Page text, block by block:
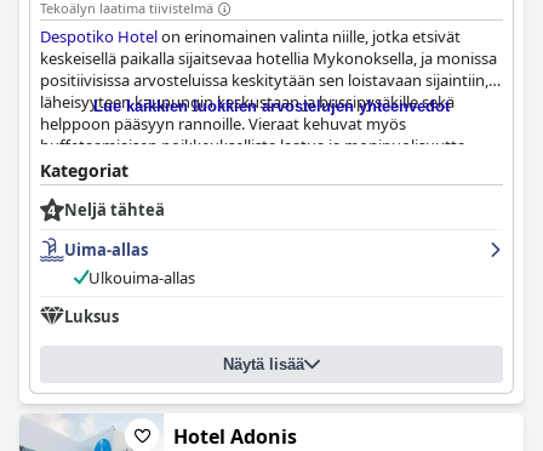
Tekoälyn laatima tiivistelmä
Despotiko Hotelon erinomainen valinta niille, jotka etsivät
keskeisellä paikalla sijaitsevaa hotellia Mykonoksella, ja monissa
positiivisissa arvosteluissa keskitytään sen loistavaan sijaintiin,
läheisyyteen kaupungin keskustaan ja bussipysäkille sekä
helppoon pääsyyn rannoille. Vieraat kehuvat myös
buffetaamiaisen poikkeuksellista laatua ja monipuolisuutta,
jossa on kiinnitetty huomiota yksityiskohtiin esillepanossa.
Huoneet ovat hyvin hoidettuja ja viihtyisiä, ja niistä on upeat
näkymät ja tyylikäs sisustus, ja henkilökuntaa kuvaillaan
ystävälliseksi, avuliaaksi ja huomaavaiseksi. Hotellin uima-allas ja
oma terassi ovat myös kohokohtia, ja ne tarjoavat rauhallisen
ilmapiirin rentoutumiseen. Kaiken kaikkiaan vieraat
miellyttävään ja nautinnolliseen oleskeluun Mykonoksella.
Lue kaikkien luokkien arvostelujen yhteenvedot
Kategoriat
Neljä tähteä
Uima-allas
Ulkouima-allas
Luksus
Näytä lisää
Hotel Adonis